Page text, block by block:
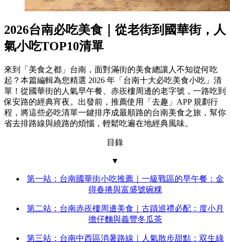
2026台南必吃美食｜從老街到國華街，人
氣小吃TOP10清單
來到「美食之都」台南，面對滿街的美食總讓人不知從何吃
起？本篇編輯為您精選 2026 年「台南十大必吃美食小吃」清
單！從國華街的人氣早午餐、赤崁樓周邊的老字號，一路吃到
保安路的經典宵夜。出發前，推薦使用「去趣」APP 規劃行
程，將這些必吃清單一鍵排序成最順路的台南美食之旅，幫你
省去排路線與繞路的煩惱，輕鬆吃遍在地經典風味。
目錄
▼
第一站：台南國華街小吃推薦｜一級戰區的早午餐：金
得春捲與富盛號碗粿
第二站：台南赤崁樓周邊美食｜古蹟巡禮必配：度小月
擔仔麵與義豐冬瓜茶
第三站：台南中西區消暑路線｜人氣散步甜點：双生綠